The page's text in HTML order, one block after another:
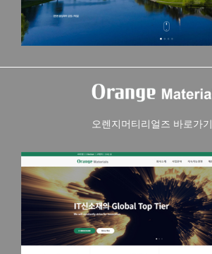
오렌지머티리얼즈 바로가기